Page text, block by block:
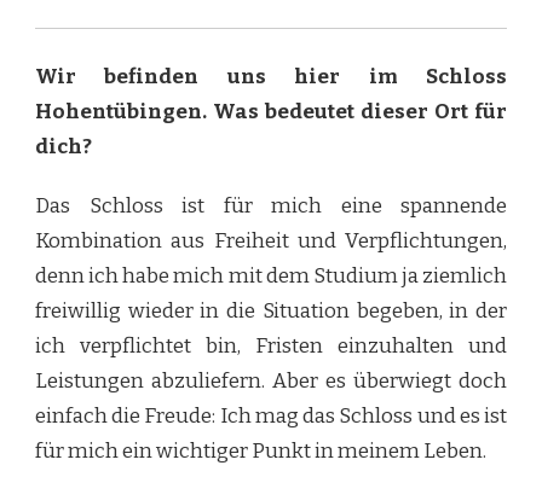
Wir befinden uns hier im Schloss
Hohentübingen. Was bedeutet dieser Ort für
dich?
Das Schloss ist für mich eine spannende
Kombination aus Freiheit und Verpflichtungen,
denn ich habe mich mit dem Studium ja ziemlich
freiwillig wieder in die Situation begeben, in der
ich verpflichtet bin, Fristen einzuhalten und
Leistungen abzuliefern. Aber es überwiegt doch
einfach die Freude: Ich mag das Schloss und es ist
für mich ein wichtiger Punkt in meinem Leben.